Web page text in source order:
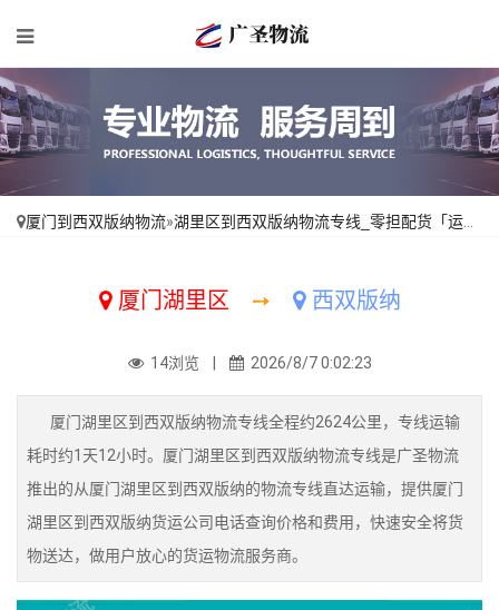
厦门到西双版纳物流»湖里区到西双版纳物流专线_零担配货「运保时效」
厦门湖里区 ➙ 西双版纳
14浏览 | 2026/8/7 0:02:23
厦门湖里区到西双版纳物流专线全程约2624公里，专线运输
耗时约1天12小时。厦门湖里区到西双版纳物流专线是广圣物流
推出的从厦门湖里区到西双版纳的物流专线直达运输，提供厦门
湖里区到西双版纳货运公司电话查询价格和费用，快速安全将货
物送达，做用户放心的货运物流服务商。